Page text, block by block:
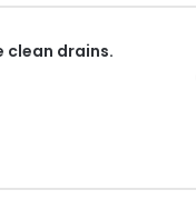
clean drains.